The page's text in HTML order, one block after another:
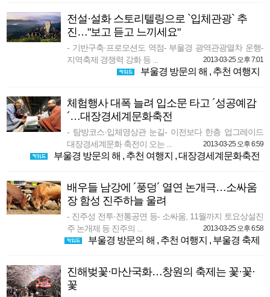
전설·설화 스토리텔링으로 `입체관광` 추
진…"보고 듣고 느끼세요"
- 기반구축·프로모션도 역점- 부울경 광역관광열차 운행-
지역축제 경쟁력 강화 등 ...
2013-03-25 오후 7:01
부울경 방문의 해 , 추천 여행지
체험행사 대폭 늘려 입소문 타고 ´성공예감
´…대장경세계문화축전
- 탐방코스·입체영상관 눈길- 이전보다 한층 업그레이드
대장경세계문화 축전이 오는 ...
2013-03-25 오후 6:59
부울경 방문의 해 , 추천 여행지 ,대장경세계문화축전
배우들 남강에 ´풍덩´ 열연 논개극…소싸움
장 함성 진주하늘 울려
- 진주성 전투·전통공연 등- 소싸움, 11월까지 토요상설진
주 논개제 등 진주의 ...
2013-03-25 오후 6:58
부울경 방문의 해 , 추천 여행지 , 부울경 축제
진해벚꽃·마산국화…창원의 축제는 꽃·꽃·
꽃